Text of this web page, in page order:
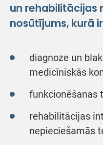
un rehabilitācijas
nosūtījums, kurā
diagnoze un
medicīniskās
funkcionēšanas
rehabilitācijas
nepieciešamās